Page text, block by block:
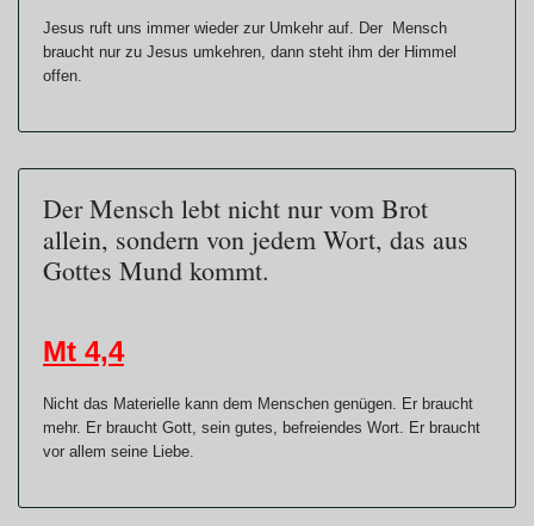
Jesus ruft uns immer wieder zur Umkehr auf. Der Mensch
braucht nur zu Jesus umkehren, dann steht ihm der Himmel
offen.
Der Mensch lebt nicht nur vom Brot
allein, sondern von jedem Wort, das aus
Gottes Mund kommt.
Mt 4,4
Nicht das Materielle kann dem Menschen genügen. Er braucht
mehr. Er braucht Gott, sein gutes, befreiendes Wort. Er braucht
vor allem seine Liebe.